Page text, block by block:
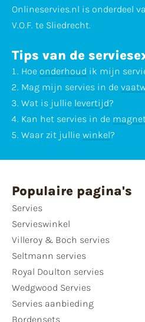
Onlineservies.nl is onderdeel
V.O.F. te Sliedrecht.
Tips van de
Hoe onderhoud ik mijn
Mag mijn servies in de
Wat is jullie levertijd?
Kan het servies in de
Waar zit jullie winkel?
Populaire pagina's
Servies
Servieswinkel
Villeroy & Boch servies
Seltmann servies
Royal Doulton servies
Wedgwood Servies
Servies aanbieding
Bordensets